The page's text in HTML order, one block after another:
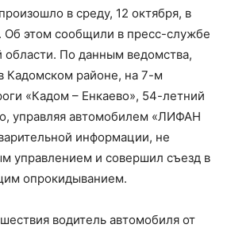
в среду, 12 октября, в
Об этом сообщили в пресс-службе
По данным ведомства,
Кадомском районе, на 7-м
«Кадом – Енкаево», 54-летний
управляя автомобилем «ЛИФАН
информации, не
управлением и совершил съезд в
опрокидыванием.
водитель автомобиля от